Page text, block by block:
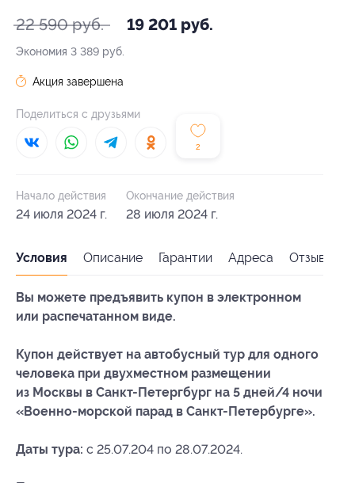
22 590 руб. 19 201 руб.
Экономия 3 389 руб.
2
Акция завершена
Поделиться с друзьями
Начало действия
24 июля 2024 г.
Окончание действия
28 июля 2024 г.
Условия Описание Гарантии Адреса Отзывы
Вы можете предъявить купон в электронном
или распечатанном виде.
Купон действует на автобусный тур для одного
человека при двухместном размещении
из Москвы в Санкт-Петергбург на 5 дней/4 ночи
«Военно-морской парад в Санкт-Петербурге».
Даты тура: с 25.07.204 по 28.07.2024.